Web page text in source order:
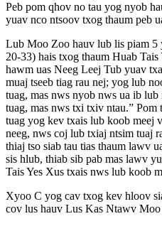
Peb pom qhov no tau yog nyob
yuav nco ntsoov txog thaum peb
Lub Moo Zoo hauv lub lis piam
20-33) hais txog thaum Huab
hawm uas Neeg Leej Tub yuav
muaj tseeb tiag rau nej; yog lub
tuag, mas nws nyob nws ua ib
tuag, mas nws txi txiv ntau.” Pom
tuag yog kev txais lub koob meej
neeg, nws coj lub txiaj ntsim tuaj
thiaj tso siab tau tias thaum lawv
sis hlub, thiab sib pab mas lawv
Tais Yes Xus txais nws lub koob
Xyoo C yog cav txog kev hloov
cov lus hauv Lus Kas Ntawv